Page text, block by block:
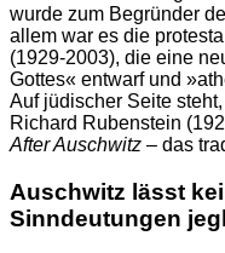
wurde zum Begründer
allem war es die
(1929-2003), die eine
Gottes« entwarf und
Auf jüdischer Seite
Richard Rubenstein
After Auschwitz – das
Auschwitz lässt
Sinndeutungen